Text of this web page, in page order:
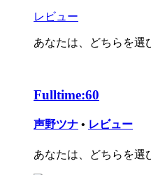
レビュー
あなたは、どちらを選
Fulltime:60
声野ツナ • レビュー
あなたは、どちらを選